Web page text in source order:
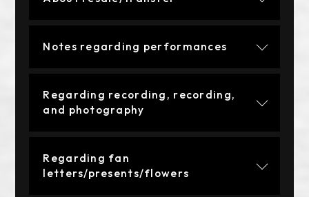
Notes regarding performances
Regarding recording, recording,
and photography
Regarding fan
letters/presents/flowers